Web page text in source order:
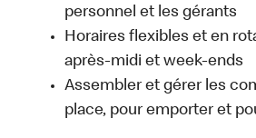
personnel et les gérants
Horaires flexibles et en
après-midi et week-ends
Assembler et gérer les
place, pour emporter et